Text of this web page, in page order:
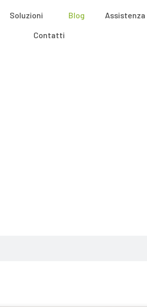
Soluzioni Blog Assistenza
Contatti